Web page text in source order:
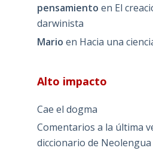
pensamiento en El
darwinista
Mario en Hacia una
Alto impacto
Cae el dogma
Comentarios a la última
diccionario de Neolengua